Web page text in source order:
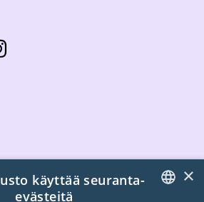
×
käyttää seuranta-
evästeitä